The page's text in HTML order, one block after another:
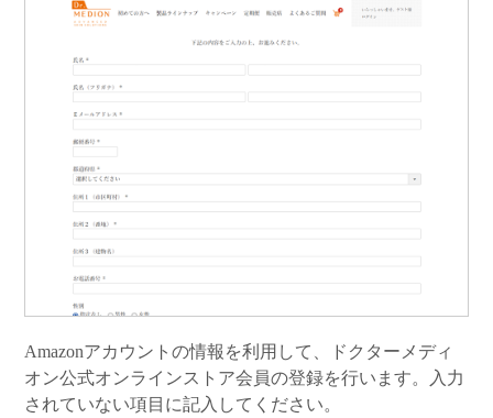
Amazonアカウントの情報を利用して、ドクターメディ
オン公式オンラインストア会員の登録を行います。入力
されていない項目に記入してください。